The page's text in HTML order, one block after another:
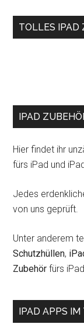
TOLLES IPAD
IPAD
Hier findet ihr
fürs iPad und
Jedes
von uns geprüft.
Unter anderem
Schutzhüllen,
Zubehör fürs
IPAD APPS IM